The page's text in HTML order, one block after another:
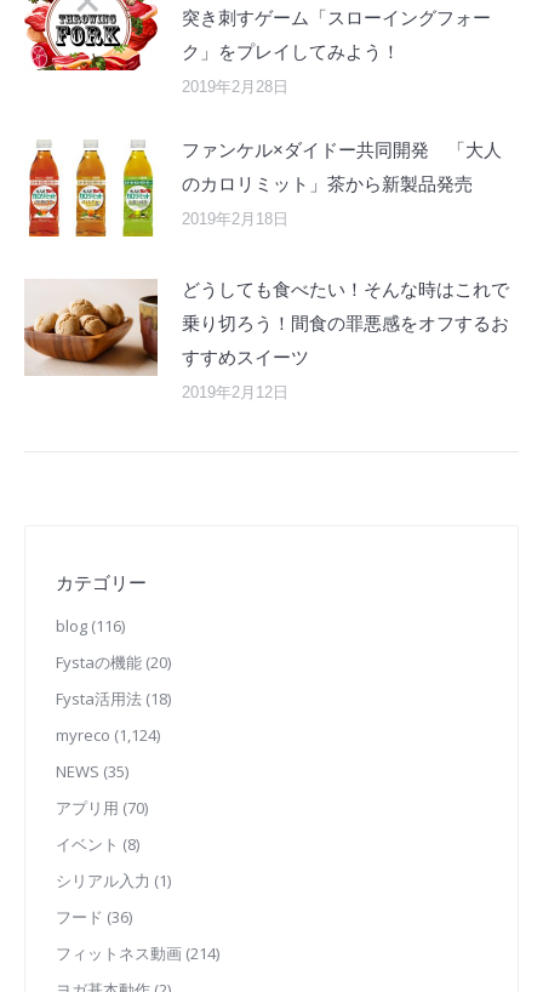
突き刺すゲーム「スローイングフォー
ク」をプレイしてみよう！
2019年2月28日
ファンケル×ダイドー共同開発 「大人
のカロリミット」茶から新製品発売
2019年2月18日
どうしても食べたい！そんな時はこれで
乗り切ろう！間食の罪悪感をオフするお
すすめスイーツ
2019年2月12日
カテゴリー
blog (116)
Fystaの機能 (20)
Fysta活用法 (18)
myreco (1,124)
NEWS (35)
アプリ用 (70)
イベント (8)
シリアル入力 (1)
フード (36)
フィットネス動画 (214)